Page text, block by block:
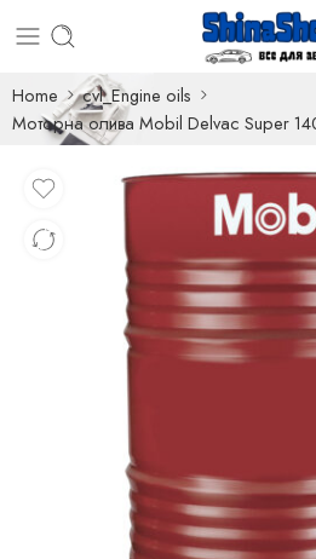
Home
cvl_Engine oils
Моторна олива Mobil Delvac Super